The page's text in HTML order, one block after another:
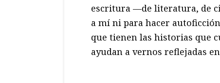
escritura —de literatura, de
a mí ni para hacer
que tienen las historias que
ayudan a vernos reflejadas